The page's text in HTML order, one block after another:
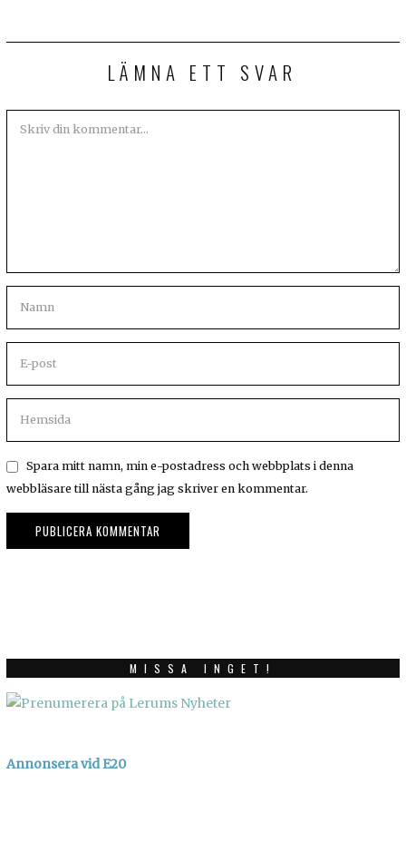
LÄMNA ETT SVAR
Spara mitt namn, min e-postadress och webbplats i denna
webbläsare till nästa gång jag skriver en kommentar.
MISSA INGET!
Annonsera vid E20